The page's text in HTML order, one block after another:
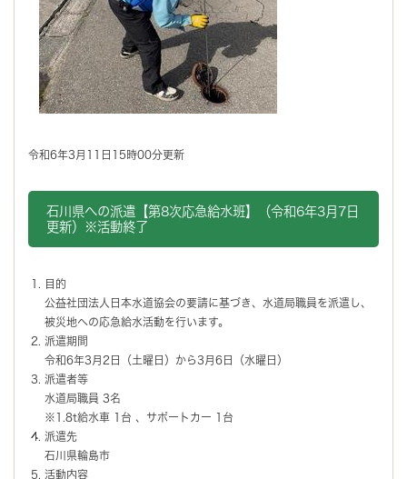
令和6年3月11日15時00分更新
石川県への派遣【第8次応急給水班】（令和6年3月7日
更新）※活動終了
目的
公益社団法人日本水道協会の要請に基づき、水道局職員を派遣し、
被災地への応急給水活動を行います。
派遣期間
令和6年3月2日（土曜日）から3月6日（水曜日）
派遣者等
水道局職員 3名
※1.8t給水車 1台 、サポートカー 1台
派遣先
石川県輪島市
活動内容